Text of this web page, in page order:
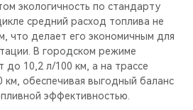
экологичность по стандарту
средний расход топлива не
что делает его экономичным для
В городском режиме
до 10,2 л/100 км, а на трассе
км, обеспечивая выгодный баланс
эффективностью.